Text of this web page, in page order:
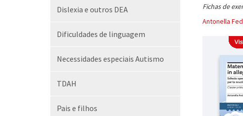
Dislexia e outros DEA
Dificuldades de linguagem
Necessidades especiais Autismo
TDAH
Pais e filhos
Fichas de
Antonella